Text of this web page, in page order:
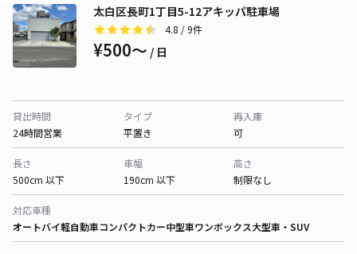
太白区長町1丁目5-12アキッパ駐車場
4.8 / 9件
¥500〜 / 日
貸出時間
24時間営業
タイプ
平置き
再入庫
可
長さ
500cm 以下
車幅
190cm 以下
高さ
制限なし
対応車種
オートバイ軽自動車コンパクトカー中型車ワンボックス大型車・SUV